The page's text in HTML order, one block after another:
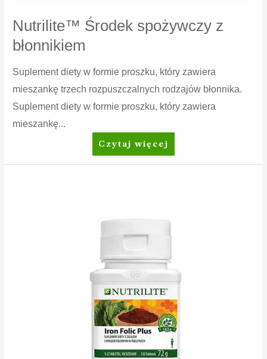
Nutrilite™ Środek spożywczy z
błonnikiem
Suplement diety w formie proszku, który zawiera
mieszankę trzech rozpuszczalnych rodzajów błonnika.
Suplement diety w formie proszku, który zawiera
mieszankę...
Nutrilite™
Środek
Czytaj więcej